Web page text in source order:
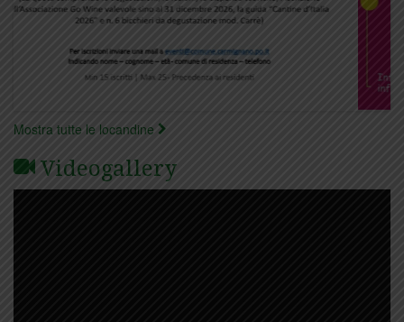
Mostra tutte le locandine
Videogallery